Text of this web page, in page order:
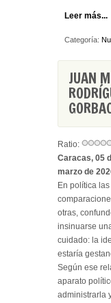
Leer más...
Categoría:
JUAN
Ratio:
Caracas, 05
marzo de
En política las
otras,
insinuarse
cuidado: la
estaría
Según ese
aparato
administrarla